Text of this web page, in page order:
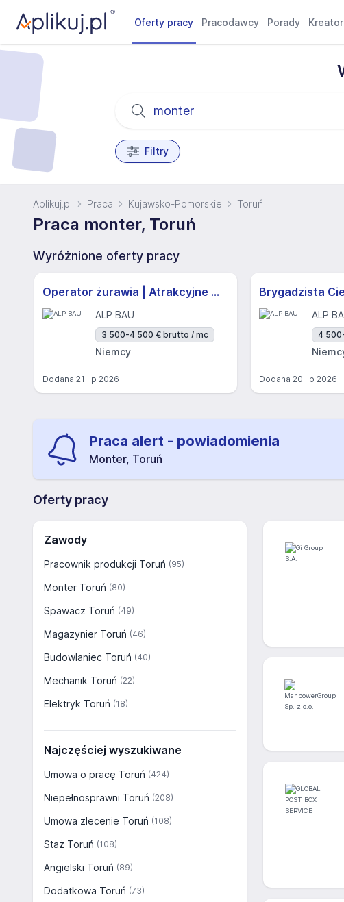
Oferty pracy Pracodawcy Porady
Filtry
Aplikuj.pl Praca Kujawsko-Pomorskie Toruń
Praca monter, Toruń
Wyróżnione oferty pracy
Operator żurawia | Atrakcyjne Warunki
ALP BAU
3 500-4 500 € brutto / mc
Niemcy
Dodana 21 lip 2026
Brygadzista
ALP
4
Dodana 20 lip 2026
Praca alert - powiadomienia
Monter, Toruń
Oferty pracy
Zawody
Pracownik produkcji Toruń (95)
Monter Toruń (80)
Spawacz Toruń (49)
Magazynier Toruń (46)
Budowlaniec Toruń (40)
Mechanik Toruń (22)
Elektryk Toruń (18)
Najczęściej wyszukiwane
Umowa o pracę Toruń (424)
Niepełnosprawni Toruń (208)
Umowa zlecenie Toruń (108)
Staż Toruń (108)
Angielski Toruń (89)
Dodatkowa Toruń (73)